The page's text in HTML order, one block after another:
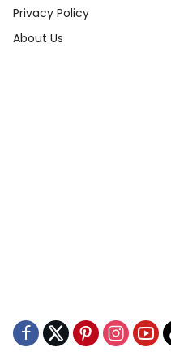
Privacy Policy
About Us